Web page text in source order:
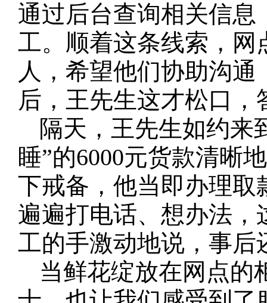
通过后台查询相关信
工。顺着这条线索，网
人，希望他们协助沟
后，王先生这才松口
隔天，王先生如约来
睡”的6000元货款清晰
下戒备，他当即办理取
遍遍打电话、想办法，
工的手激动地说，事后
当鲜花绽放在网点的